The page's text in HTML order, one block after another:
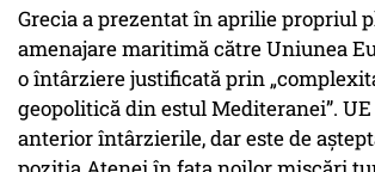
Grecia a prezentat în aprilie propriul
amenajare maritimă către Uniunea
o întârziere justificată prin
geopolitică din estul Mediteranei”.
anterior întârzierile, dar este de